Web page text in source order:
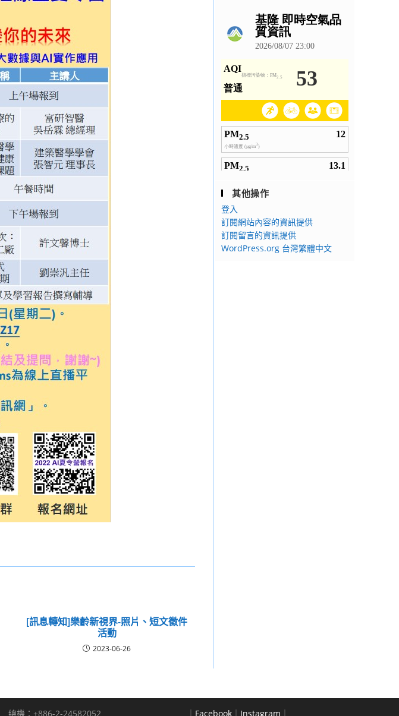
[訊息轉知]樂齡新視界-照片、短文徵件
活動
2023-06-26
其他操作
登入
訂閱網站內容的資訊提供
訂閱留言的資訊提供
WordPress.org 台灣繁體中文
總機：+886-2-24582052 ｜ Facebook ｜ Instagram ｜